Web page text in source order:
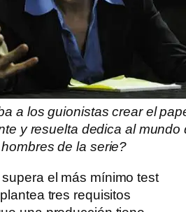
a los guionistas crear el
y resuelta dedica al mundo
de la serie?
el más mínimo test
tres requisitos